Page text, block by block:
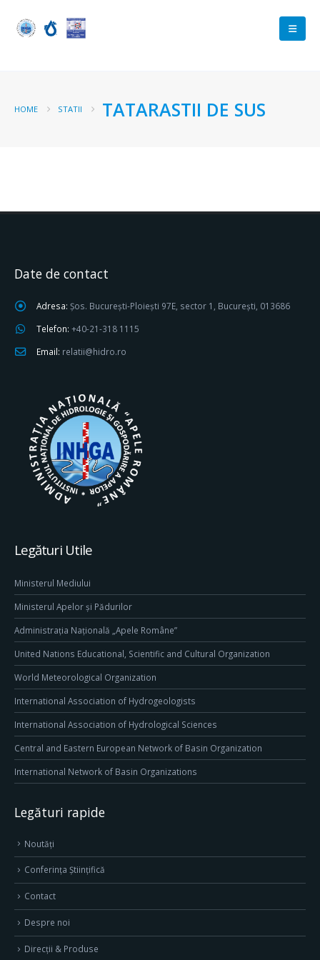
HOME STATII TATARASTII DE SUS
Date de contact
Adresa: Șos. București-Ploiești 97E, sector 1, București, 013686
Telefon: +40-21-318 1115
Email: relatii@hidro.ro
Legături Utile
Ministerul Mediului
Ministerul Apelor și Pădurilor
Administrația Națională „Apele Române”
United Nations Educational, Scientific and Cultural Organization
World Meteorological Organization
International Association of Hydrogeologists
International Association of Hydrological Sciences
Central and Eastern European Network of Basin Organization
International Network of Basin Organizations
Legături rapide
Noutăți
Conferința Științifică
Contact
Despre noi
Direcţii & Produse